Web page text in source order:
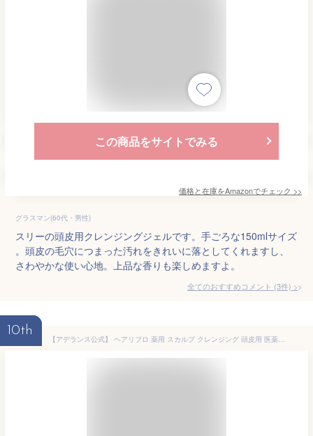
この商品をサイトでみる
価格と在庫をAmazonでチェック >>
グラスマン(60代・男性)
スリーの頭皮用クレンジングジェルです。手ごろな150mlサイズ
。頭皮の毛穴につまった汚れをきれいに落としてくれますし、
さわやかな使い心地。上品な香りも楽しめますよ。
全てのおすすめコメント (3件) >
10th
【アデランス公式】 ヘアリプロ 薬用 スカルプ クレンジング 頭皮用 医薬部外品 ヘアケア用品 メンズ 男性 男性向け クレンジングEX 薬用スカルプ 50g スカルプクレンジング 頭皮クレンジング スカルプケア ふけ フケ かゆみ 育毛